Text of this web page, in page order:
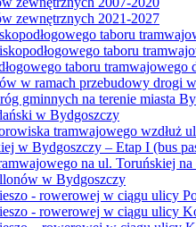
zewnętrznych 2021-2027
taboru
taboru
taboru
w ramach przebudowy drogi
gminnych na terenie miasta
w Bydgoszczy
tramwajowego wzdłuż
w Bydgoszczy – Etap I (bus
na ul. Toruńskiej
w Bydgoszczy
- rowerowej w ciągu ulicy
- rowerowej w ciągu ulicy